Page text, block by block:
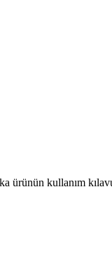
ürünün kullanım